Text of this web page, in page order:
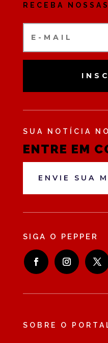
RECEBA
SUA NOTÍCIA
ENTRE EM
ENVIE SUA
SIGA O PEPPER
SOBRE O